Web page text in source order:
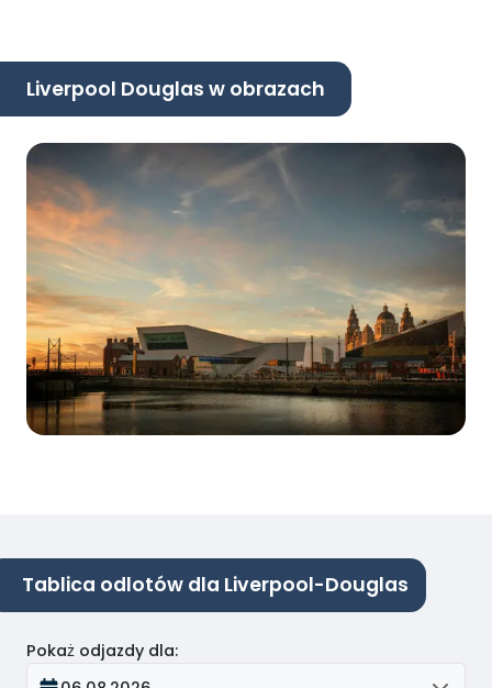
Liverpool Douglas w obrazach
Tablica odlotów dla Liverpool-Douglas
Pokaż odjazdy dla: